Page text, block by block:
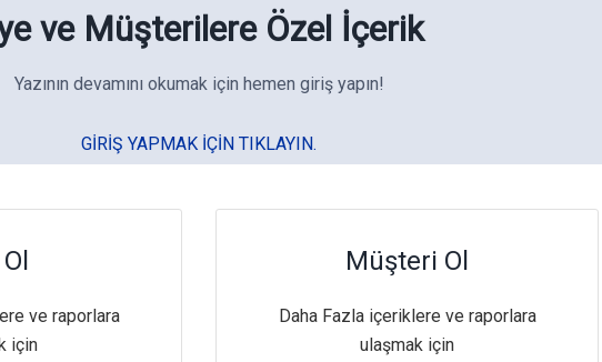
ve Müşterilere Özel İçerik
Yazının devamını okumak için hemen giriş yapın!
GIRIŞ YAPMAK IÇIN TIKLAYIN.
ve raporlara
için
Müşteri Ol
Daha Fazla içeriklere ve raporlara
ulaşmak için